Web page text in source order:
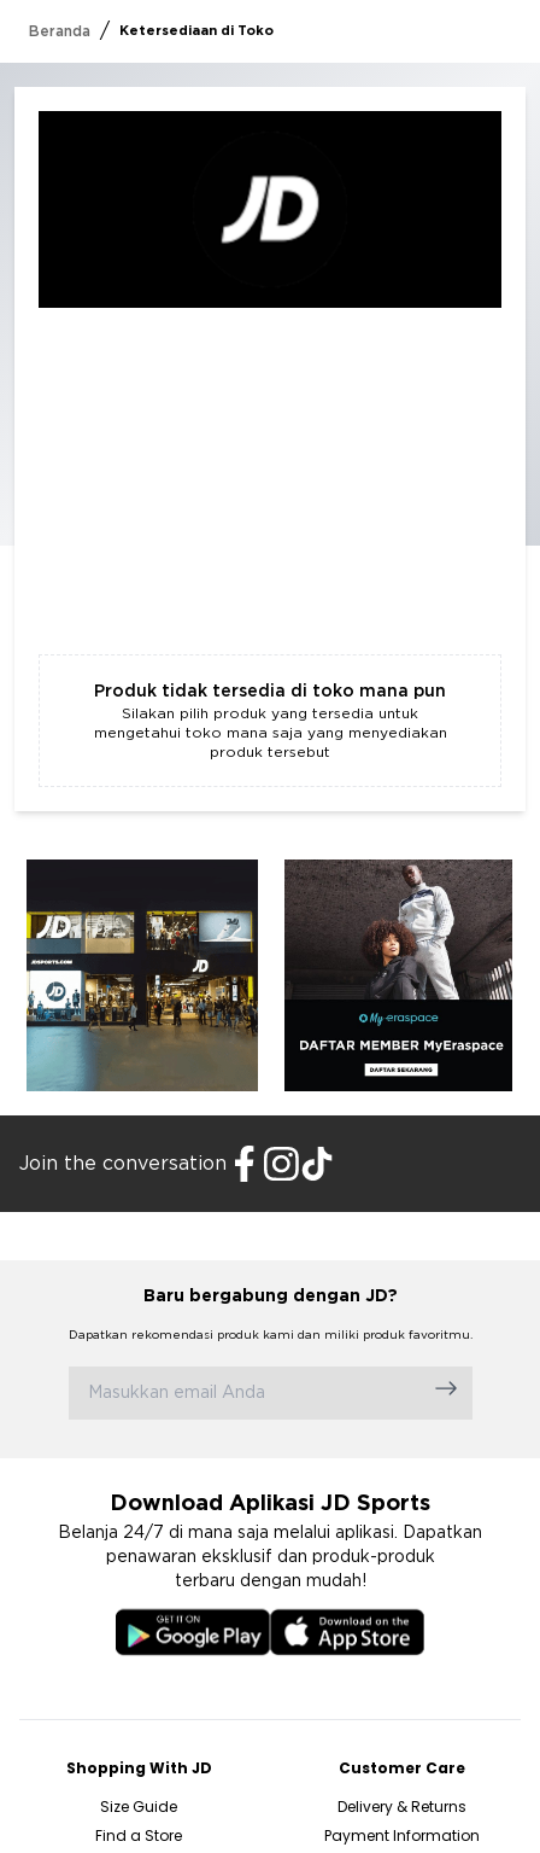
Beranda / Ketersediaan di Toko
Produk tidak tersedia di toko mana pun
Silakan pilih produk yang tersedia untuk
mengetahui toko mana saja yang menyediakan
produk tersebut
Join the conversation
Baru bergabung dengan JD?
Dapatkan rekomendasi produk kami dan miliki produk favoritmu.
Download Aplikasi JD Sports
Belanja 24/7 di mana saja melalui aplikasi. Dapatkan
penawaran eksklusif dan produk-produk
terbaru dengan mudah!
Shopping With JD
Size Guide
Find a Store
Customer Care
Delivery & Returns
Payment Information